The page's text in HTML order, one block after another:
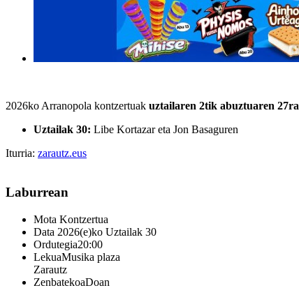
2026ko Arranopola kontzertuak uztailaren 2tik abuztuaren 27ra
Uztailak 30: Libe Kortazar eta Jon Basaguren
Iturria: zarautz.eus
Laburrean
Mota Kontzertua
Data 2026(e)ko Uztailak 30
Ordutegia20:00
LekuaMusika plaza
Zarautz
ZenbatekoaDoan